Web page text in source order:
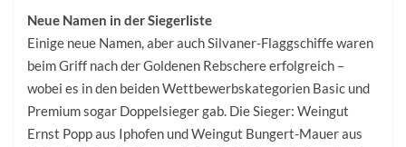
Neue Namen in der Siegerliste
Einige neue Namen, aber auch Silvaner-Flaggschiffe waren
beim Griff nach der Goldenen Reb­schere erfolgreich –
wobei es in den beiden Wettbewerbskategorien Basic und
Premium sogar Doppelsieger gab. Die Sieger: Weingut
Ernst Popp aus Iphofen und Weingut Bungert-Mauer aus